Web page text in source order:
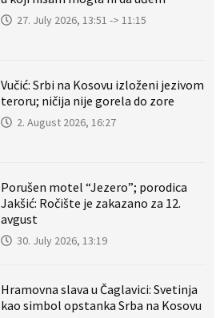
27. July 2026, 13:51 -> 11:15
Vučić: Srbi na Kosovu izloženi jezivom
teroru; ničija nije gorela do zore
2. August 2026, 16:27
Porušen motel “Jezero”; porodica
Jakšić: Ročište je zakazano za 12.
avgust
30. July 2026, 13:19
Hramovna slava u Čaglavici: Svetinja
kao simbol opstanka Srba na Kosovu